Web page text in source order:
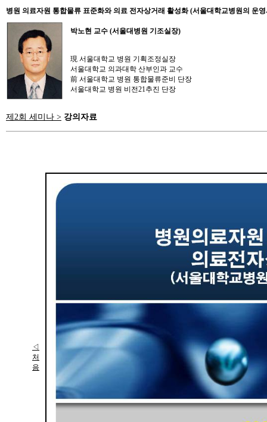
병원 의료자원 통합물류 표준화와 의료 전자상거래 활성화 (서울대학교병원의 운
박노현 교수 (서울대병원 기조실장)
現 서울대학교 병원 기획조정실장
서울대학교 의과대학 산부인과 교수
前 서울대학교 병원 통합물류준비 단장
서울대학교 병원 비전21추진 단장
제2회 세미나 > 강의자료
◁
처
음